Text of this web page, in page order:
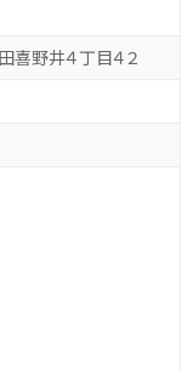
喜野井４丁目４２